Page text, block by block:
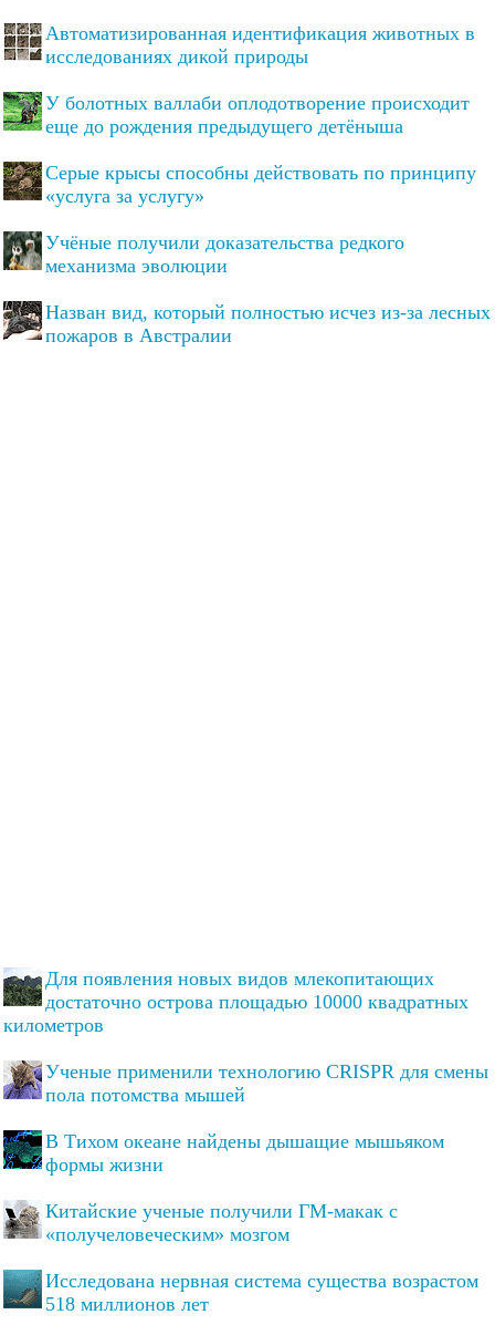
Автоматизированная идентификация животных в
исследованиях дикой природы
У болотных валлаби оплодотворение происходит
еще до рождения предыдущего детёныша
Серые крысы способны действовать по принципу
«услуга за услугу»
Учёные получили доказательства редкого
механизма эволюции
Назван вид, который полностью исчез из-за лесных
пожаров в Австралии
Для появления новых видов млекопитающих
достаточно острова площадью 10000 квадратных
километров
Ученые применили технологию CRISPR для смены
пола потомства мышей
В Тихом океане найдены дышащие мышьяком
формы жизни
Китайские ученые получили ГМ-макак с
«получеловеческим» мозгом
Исследована нервная система существа возрастом
518 миллионов лет